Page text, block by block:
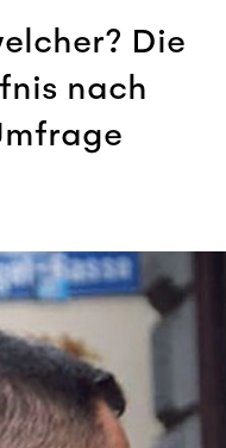
Die
nach